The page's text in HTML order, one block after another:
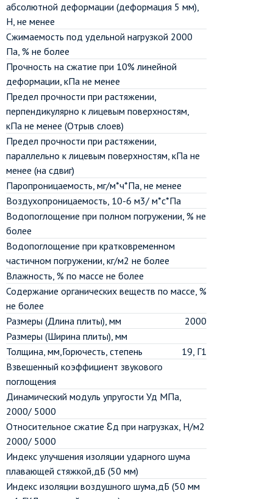
абсолютной деформации (деформация 5 мм),
Н, не менее
Сжимаемость под удельной нагрузкой 2000
Па, % не более
Прочность на сжатие при 10% линейной
деформации, кПа не менее
Предел прочности при растяжении,
перпендикулярно к лицевым поверхностям,
кПа не менее (Отрыв слоев)
Предел прочности при растяжении,
параллельно к лицевым поверхностям, кПа не
менее (на сдвиг)
Паропроницаемость, мг/м*ч*Па, не менее
Воздухопроницаемость, 10-6 м3/ м*с*Па
Водопоглощение при полном погружении, % не
более
Водопоглощение при кратковременном
частичном погружении, кг/м2 не более
Влажность, % по массе не более
Содержание органических веществ по массе, %
не более
Размеры (Длина плиты), мм
2000
Размеры (Ширина плиты), мм
Толщина, мм,Горючесть, степень
19, Г1
Взвешенный коэффициент звукового
поглощения
Динамический модуль упругости Уд МПа,
2000/ 5000
Относительное сжатие Ɛд при нагрузках, Н/м2
2000/ 5000
Индекс улучшения изоляции ударного шума
плавающей стяжкой,дБ (50 мм)
Индекс изоляции воздушного шума,дБ (50 мм